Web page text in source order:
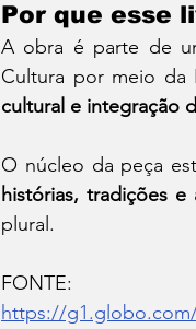
Por que esse
A obra é parte de
Cultura por meio da
cultural e integração
histórias, tradições e
plural.
FONTE:
https://